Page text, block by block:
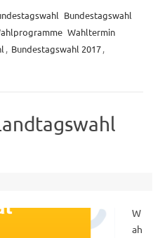
Bundestagswahl
Wahltermin
, Bundestagswahl 2017,
W
ah